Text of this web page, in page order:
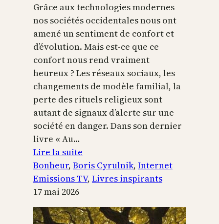
Grâce aux technologies modernes
nos sociétés occidentales nous ont
amené un sentiment de confort et
d’évolution. Mais est-ce que ce
confort nous rend vraiment
heureux ? Les réseaux sociaux, les
changements de modèle familial, la
perte des rituels religieux sont
autant de signaux d’alerte sur une
société en danger. Dans son dernier
livre « Au…
Lire la suite
Boris
Cyrulnik,
petits
bonheurs
Bonheur, Boris Cyrulnik, Internet
Emissions TV, Livres inspirants
17 mai 2026